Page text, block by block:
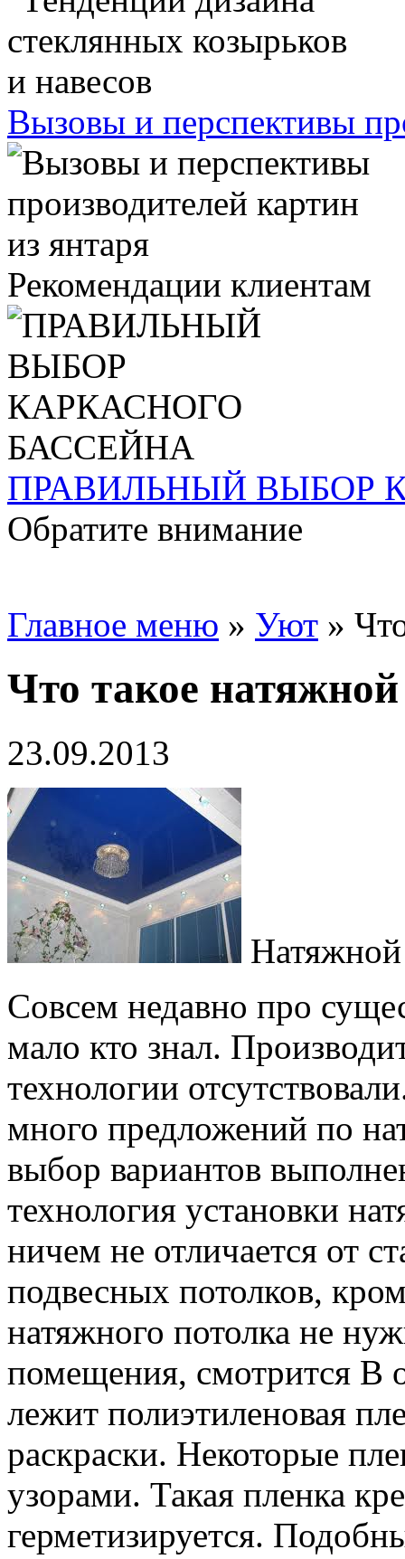
Вызовы и перспективы
Рекомендации клиентам
ПРАВИЛЬНЫЙ ВЫБОР
Обратите внимание
Главное меню » Уют »
Что такое
23.09.2013
Натяжной
Совсем недавно про
мало кто знал.
технологии
много предложений по
выбор вариантов
технология установки
ничем не отличается от
подвесных потолков,
натяжного потолка не
помещения, смотрится В
лежит полиэтиленовая
раскраски. Некоторые
узорами. Такая пленка
герметизируется.